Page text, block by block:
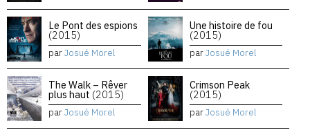
Le Pont des espions
(2015)
parJosué Morel
Une histoire de fou
(2015)
parJosué Morel
The Walk – Rêver
plus haut (2015)
parJosué Morel
Crimson Peak
(2015)
parJosué Morel